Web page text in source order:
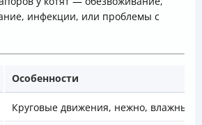
инфекции, или проблемы с
Особенности
Круговые движения, нежно, влажный